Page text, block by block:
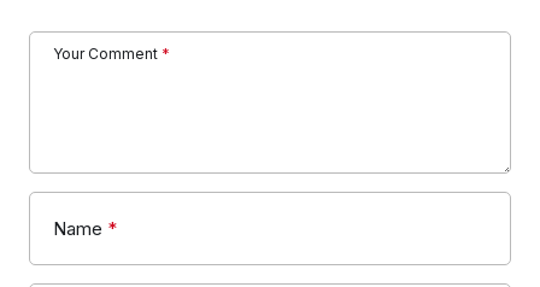
Your Comment *
Name *